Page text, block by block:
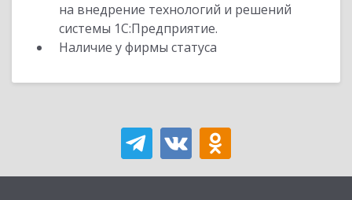
на внедрение технологий и решений
системы 1С:Предприятие.
Наличие у фирмы статуса